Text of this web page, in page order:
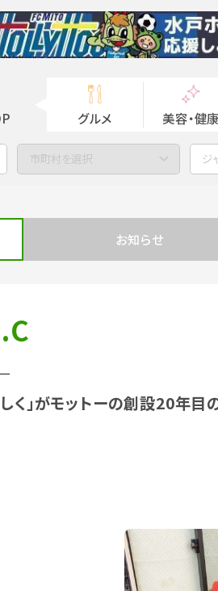
グルメ 美容・健康
市町村を選択 ジ
お知らせ
く」がモットーの創設20年目